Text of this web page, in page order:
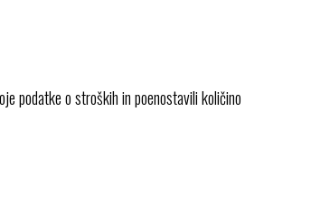
podatke o stroških in poenostavili količino